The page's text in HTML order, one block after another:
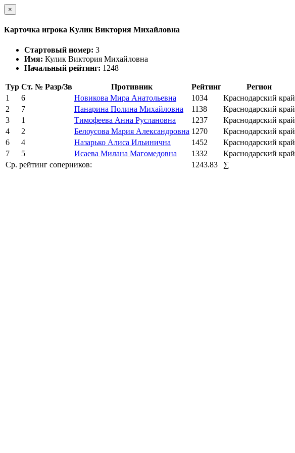
×
Карточка игрока Кулик Виктория Михайловна
Стартовый номер: 3
Имя: Кулик Виктория Михайловна
Начальный рейтинг: 1248
Тур Ст. № Разр/Зв Противник Рейтинг Регион
1
6 Новикова Мира Анатольевна 1034 Краснодарский край
2
7 Панарина Полина Михайловна 1138 Краснодарский край
3
1 Тимофеева Анна Руслановна 1237 Краснодарский край
4
2 Белоусова Мария Александровна 1270 Краснодарский край
6
4 Назарько Алиса Ильинична 1452 Краснодарский край
7
5 Исаева Милана Магомедовна 1332 Краснодарский край
Ср. рейтинг соперников:
1243.83 ∑